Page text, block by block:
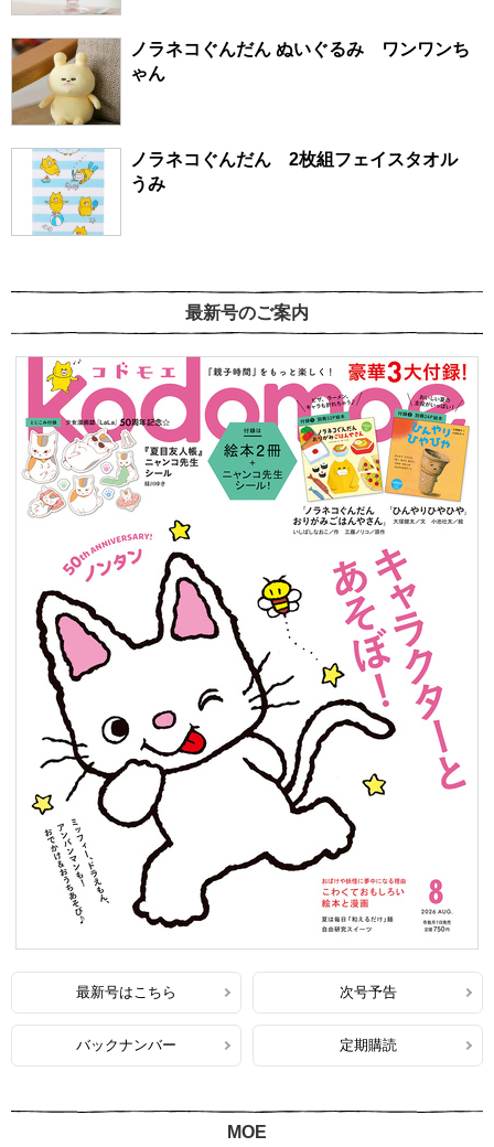
ノラネコぐんだん ぬいぐるみ ワンワンち
ゃん
ノラネコぐんだん 2枚組フェイスタオル
うみ
最新号のご案内
最新号はこちら 次号予告
バックナンバー 定期購読
MOE